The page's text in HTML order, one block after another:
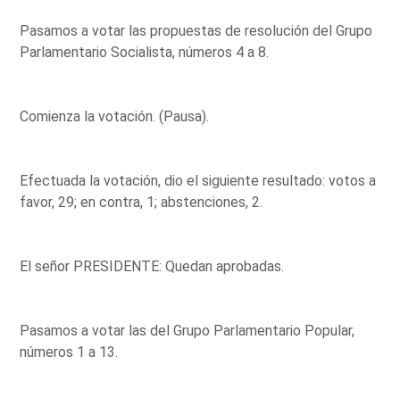
Pasamos a votar las propuestas de resolución del Grupo
Parlamentario Socialista, números 4 a 8.
Comienza la votación. (Pausa).
Efectuada la votación, dio el siguiente resultado: votos a
favor, 29; en contra, 1; abstenciones, 2.
El señor PRESIDENTE: Quedan aprobadas.
Pasamos a votar las del Grupo Parlamentario Popular,
números 1 a 13.